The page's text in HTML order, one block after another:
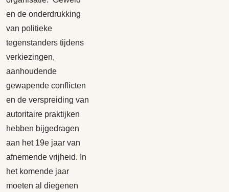
en de onderdrukking
van politieke
tegenstanders tijdens
verkiezingen,
aanhoudende
gewapende conflicten
en de verspreiding van
autoritaire praktijken
hebben bijgedragen
aan het 19e jaar van
afnemende vrijheid. In
het komende jaar
moeten al diegenen